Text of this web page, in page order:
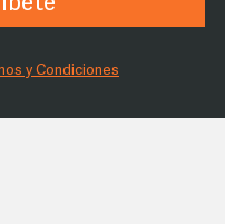
y Condiciones